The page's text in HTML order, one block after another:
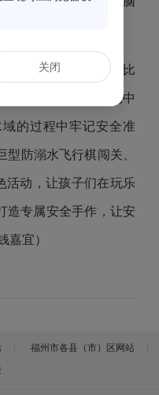
知识你比我猜”趣味比
让孩子们在欢乐互动中
的过程中牢记安全准
防溺水飞行棋闯关、
活动，让孩子们在玩乐
造专属安全手作，让安
嘉宜）
福州市各县（市）区网站
关闭